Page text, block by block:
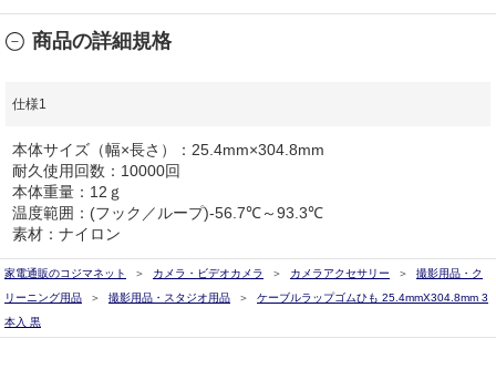
商品の詳細規格
仕様1
本体サイズ（幅×長さ）：25.4mm×304.8mm
耐久使用回数：10000回
本体重量：12ｇ
温度範囲：(フック／ループ)-56.7℃～93.3℃
素材：ナイロン
家電通販のコジマネット カメラ・ビデオカメラ カメラアクセサリー
撮影用品・ク
リーニング用品
撮影用品・スタジオ用品
ケーブルラップゴムひも 25.4mmX304.8mm 3
本入 黒